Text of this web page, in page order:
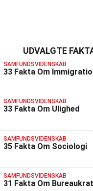
UDVALGTE
SAMFUNDSVIDENSKAB
33 Fakta Om
SAMFUNDSVIDENSKAB
33 Fakta Om Ulighed
SAMFUNDSVIDENSKAB
35 Fakta Om Sociologi
SAMFUNDSVIDENSKAB
31 Fakta Om